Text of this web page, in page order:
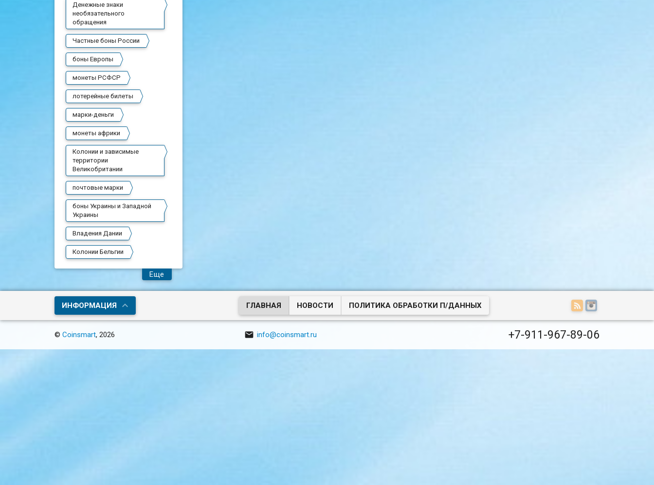
Денежные знаки
необязательного
обращения
Частные боны России
боны Европы
монеты РСФСР
лотерейные билеты
марки-деньги
монеты африки
Колонии и зависимые
территории
Великобритании
почтовые марки
боны Украины и Западной
Украины
Владения Дании
Колонии Бельгии
Еще
ИНФОРМАЦИЯ ГЛАВНАЯ НОВОСТИ ПОЛИТИКА ОБРАБОТКИ П/ДАННЫХ
©Coinsmart, 2026  info@coinsmart.ru +7-911-967-89-06